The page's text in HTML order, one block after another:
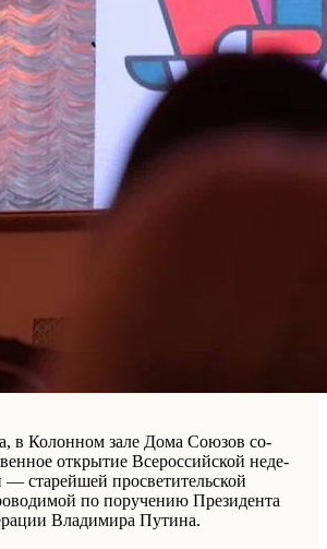
в Ко­лон­ном зале Дома Со­юзов со­
от­кры­тие Все­рос­сийской неде­
— ста­рейшей про­све­ти­тельской
по по­ру­че­нию Пре­зи­ден­та
Вла­ди­ми­ра Пу­ти­на.